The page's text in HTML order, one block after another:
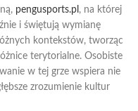
pengusports.pl , na której
i świętują wymianę
kontekstów, tworząc
terytorialne. Osobiste
w tej grze wspiera nie
zrozumienie kultur